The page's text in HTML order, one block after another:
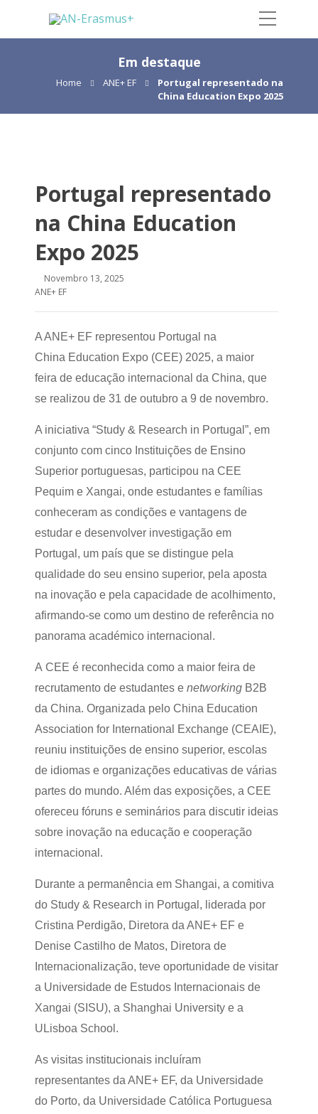
Em destaque
Home ANE+ EF
Portugal representado na
China Education Expo 2025
Portugal representado
na China Education
Expo 2025
Novembro 13, 2025
ANE+ EF
A ANE+ EF representou Portugal na
China Education Expo (CEE) 2025, a maior
feira de educação internacional da China, que
se realizou de 31 de outubro a 9 de novembro.
A iniciativa “Study & Research in Portugal”, em
conjunto com cinco Instituições de Ensino
Superior portuguesas, participou na CEE
Pequim e Xangai, onde estudantes e famílias
conheceram as condições e vantagens de
estudar e desenvolver investigação em
Portugal, um país que se distingue pela
qualidade do seu ensino superior, pela aposta
na inovação e pela capacidade de acolhimento,
afirmando-se como um destino de referência no
panorama académico internacional.
A CEE é reconhecida como a maior feira de
recrutamento de estudantes e networking B2B
da China. Organizada pelo China Education
Association for International Exchange (CEAIE),
reuniu instituições de ensino superior, escolas
de idiomas e organizações educativas de várias
partes do mundo. Além das exposições, a CEE
ofereceu fóruns e seminários para discutir ideias
sobre inovação na educação e cooperação
internacional.
Durante a permanência em Shangai, a comitiva
do Study & Research in Portugal, liderada por
Cristina Perdigão, Diretora da ANE+ EF e
Denise Castilho de Matos, Diretora de
Internacionalização, teve oportunidade de visitar
a Universidade de Estudos Internacionais de
Xangai (SISU), a Shanghai University e a
ULisboa School.
As visitas institucionais incluíram
representantes da ANE+ EF, da Universidade
do Porto, da Universidade Católica Portuguesa